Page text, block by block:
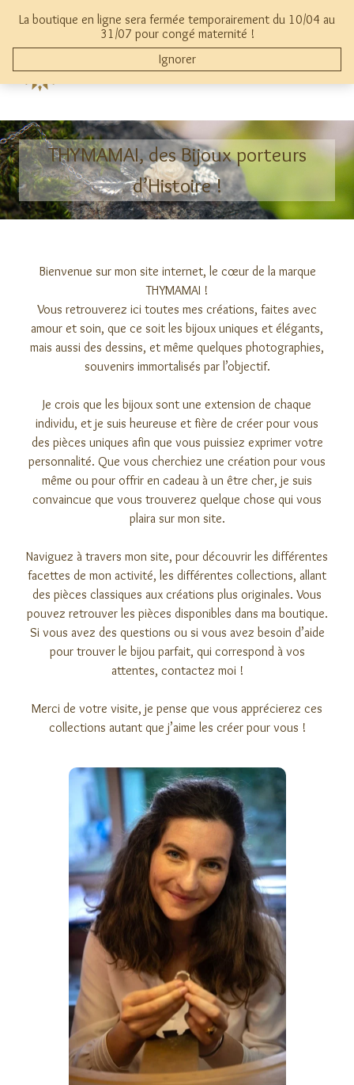
La boutique en ligne sera fermée temporairement du 10/04 au
31/07 pour congé maternité !
Ignorer
0 mon compte
THYMAMAI
THYMAMAI, des Bijoux porteurs
d’Histoire !
Bienvenue sur mon site internet, le cœur de la marque
THYMAMAI !
Vous retrouverez ici toutes mes créations, faites avec
amour et soin, que ce soit les bijoux uniques et élégants,
mais aussi des dessins, et même quelques photographies,
souvenirs immortalisés par l’objectif.
Je crois que les bijoux sont une extension de chaque
individu, et je suis heureuse et fière de créer pour vous
des pièces uniques afin que vous puissiez exprimer votre
personnalité. Que vous cherchiez une création pour vous
même ou pour offrir en cadeau à un être cher, je suis
convaincue que vous trouverez quelque chose qui vous
plaira sur mon site.
Naviguez à travers mon site, pour découvrir les différentes
facettes de mon activité, les différentes collections, allant
des pièces classiques aux créations plus originales. Vous
pouvez retrouver les pièces disponibles dans ma boutique.
Si vous avez des questions ou si vous avez besoin d’aide
pour trouver le bijou parfait, qui correspond à vos
attentes, contactez moi!
Merci de votre visite, je pense que vous apprécierez ces
collections autant que j’aime les créer pour vous !